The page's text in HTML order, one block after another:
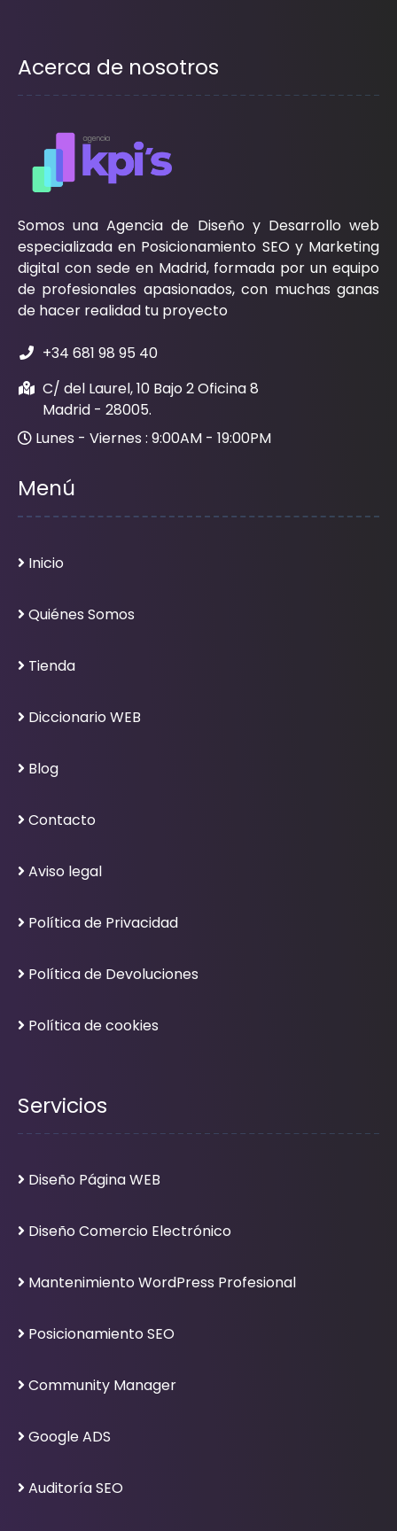
Acerca de nosotros
Somos una Agencia de Diseño y Desarrollo web
especializada en Posicionamiento SEO y Marketing
digital con sede en Madrid, formada por un equipo
de profesionales apasionados, con muchas ganas
de hacer realidad tu proyecto
+34 681 98 95 40
C/ del Laurel, 10 Bajo 2 Oficina 8
Madrid - 28005.
Lunes - Viernes : 9:00AM - 19:00PM
Menú
Inicio
Quiénes Somos
Tienda
Diccionario WEB
Blog
Contacto
Aviso legal
Política de Privacidad
Política de Devoluciones
Política de cookies
Servicios
Diseño Página WEB
Diseño Comercio Electrónico
Mantenimiento WordPress Profesional
Posicionamiento SEO
Community Manager
Google ADS
Auditoría SEO